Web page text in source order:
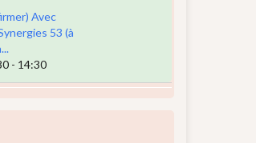
Avec
53 (à
- 14:30